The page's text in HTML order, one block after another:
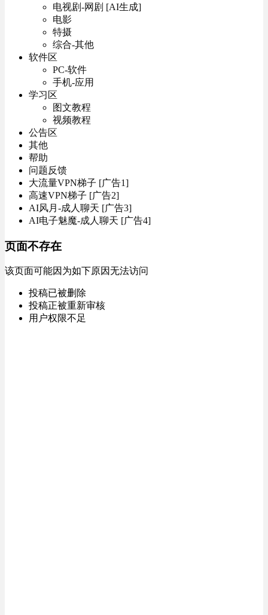
电视剧-网剧 [AI生成]
电影
特摄
综合-其他
软件区
PC-软件
手机-应用
学习区
图文教程
视频教程
公告区
其他
帮助
问题反馈
大流量VPN梯子 [广告1]
高速VPN梯子 [广告2]
AI风月-成人聊天 [广告3]
AI电子魅魔-成人聊天 [广告4]
页面不存在
该页面可能因为如下原因无法访问
投稿已被删除
投稿正被重新审核
用户权限不足